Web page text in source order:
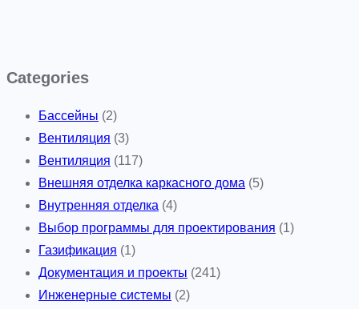
Categories
Бассейны (2)
Вентиляция (3)
Вентиляция (117)
Внешняя отделка каркасного дома (5)
Внутренняя отделка (4)
Выбор программы для проектирования (1)
Газификация (1)
Документация и проекты (241)
Инженерные системы (2)